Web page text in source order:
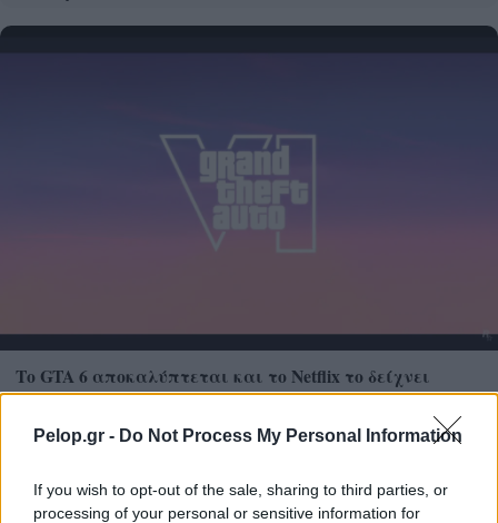
Pelop.gr - Do Not Process My Personal Information
If you wish to opt-out of the sale, sharing to third parties, or
processing of your personal or sensitive information for
Το GTA 6 αποκαλύπτεται και το Netflix το δείχνει
πρώτο